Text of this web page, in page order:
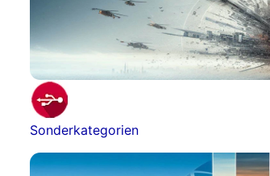
Sonderkategorien